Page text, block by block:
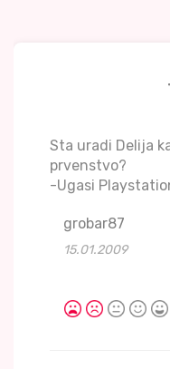
Sta uradi Delija
prvenstvo?
-Ugasi
grobar87
15.01.2009